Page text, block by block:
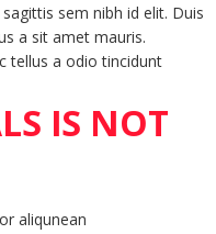
sem nibh id elit. Duis
a sit amet mauris.
tellus a odio tincidunt
IS NOT
aliqunean